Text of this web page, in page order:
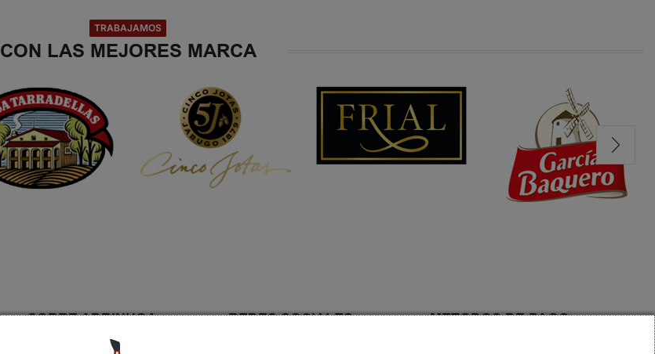
TRABAJAMOS
CON LAS MEJORES MARCA
SOBRE ADRINHOA REDES SOCIALES METODOS DE PAGO